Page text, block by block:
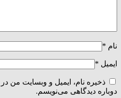
نام *
ایمیل *
ذخیره نام، ایمیل و وبسایت من
دوباره دیدگاهی می‌نویسم.